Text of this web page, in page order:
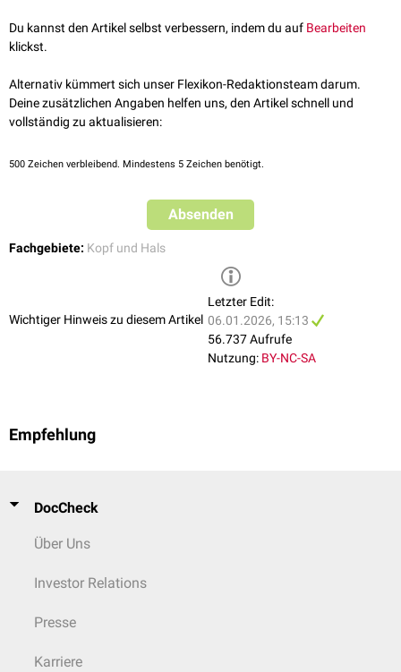
Nach außen ist die Wange von
befinden. Die eigentliche muskuläre Grundlage der Wange bildet der
. Zur Mundhöhle hin ist die Wange von
Mundschleimhautbedeckt, in der man zahlreiche kleineseröse
Glandulae buccales, findet.
findet sich in der Mitte der Wange auf derOkklusionsebene
Du kannst den Artikel selbst verbessern, indem du auf Bearbeiten
klickst.
Alternativ kümmert sich unser Flexikon-Redaktionsteam darum.
Deine zusätzlichen Angaben helfen uns, den Artikel schnell und
vollständig zu aktualisieren:
500 Zeichen verbleibend. Mindestens 5 Zeichen benötigt.
Absenden
Fachgebiete: Kopf und Hals
Wichtiger Hinweis zu diesem Artikel
Letzter Edit:
06.01.2026, 15:13
56.737 Aufrufe
Nutzung: BY-NC-SA
Empfehlung
DocCheck
Über Uns
Investor Relations
Presse
Karriere